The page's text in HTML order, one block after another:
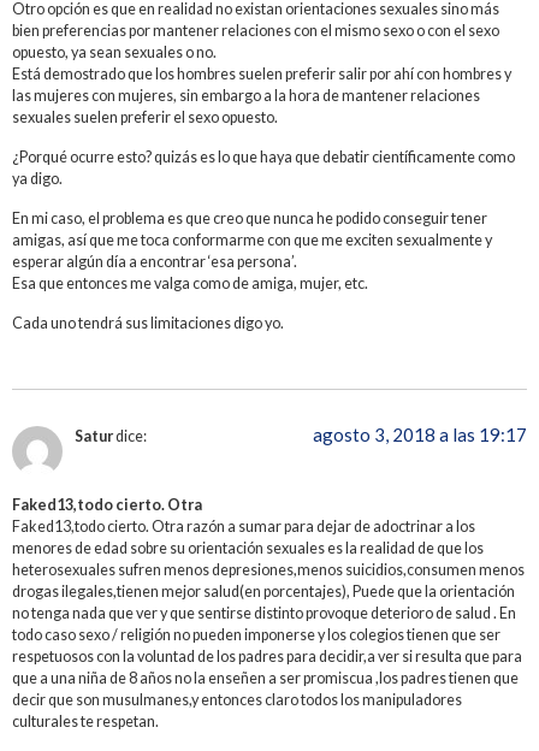
Otro opción es que en realidad no existan orientaciones sexuales sino más
bien preferencias por mantener relaciones con el mismo sexo o con el sexo
opuesto, ya sean sexuales o no.
Está demostrado que los hombres suelen preferir salir por ahí con hombres y
las mujeres con mujeres, sin embargo a la hora de mantener relaciones
sexuales suelen preferir el sexo opuesto.
¿Porqué ocurre esto? quizás es lo que haya que debatir científicamente como
ya digo.
En mi caso, el problema es que creo que nunca he podido conseguir tener
amigas, así que me toca conformarme con que me exciten sexualmente y
esperar algún día a encontrar ‘esa persona’.
Esa que entonces me valga como de amiga, mujer, etc.
Cada uno tendrá sus limitaciones digo yo.
Saturdice: agosto 3, 2018 a las 19:17
Faked13,todo cierto. Otra
Faked13,todo cierto. Otra razón a sumar para dejar de adoctrinar a los
menores de edad sobre su orientación sexuales es la realidad de que los
heterosexuales sufren menos depresiones,menos suicidios,consumen menos
drogas ilegales,tienen mejor salud(en porcentajes), Puede que la orientación
no tenga nada que ver y que sentirse distinto provoque deterioro de salud . En
todo caso sexo / religión no pueden imponerse y los colegios tienen que ser
respetuosos con la voluntad de los padres para decidir,a ver si resulta que para
que a una niña de 8 años no la enseñen a ser promiscua ,los padres tienen que
decir que son musulmanes,y entonces claro todos los manipuladores
culturales te respetan.